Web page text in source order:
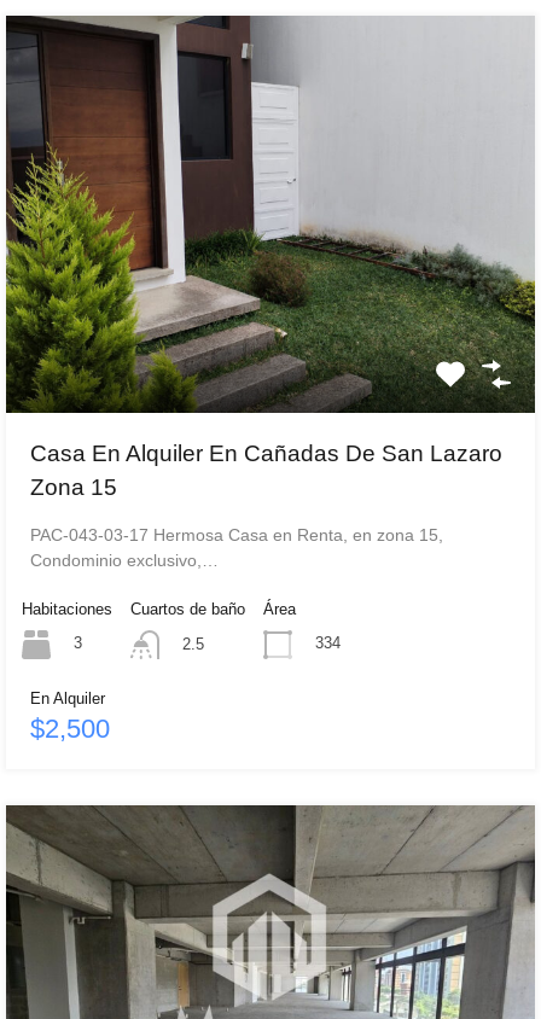
Casa En Alquiler En Cañadas De San Lazaro
Zona 15
PAC-043-03-17 Hermosa Casa en Renta, en zona 15,
Condominio exclusivo,…
Habitaciones
3
Cuartos de baño
2.5
Área
334
En Alquiler
$2,500